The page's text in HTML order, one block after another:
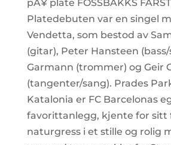
pÃ¥ plate FOSSBAKKS
Platedebuten var en singel
Vendetta, som bestod av
(gitar), Peter Hansteen
Garmann (trommer) og Geir
(tangenter/sang). Prades
Katalonia er FC Barcelonas
favorittanlegg, kjente for sitt
naturgress i et stille og rolig